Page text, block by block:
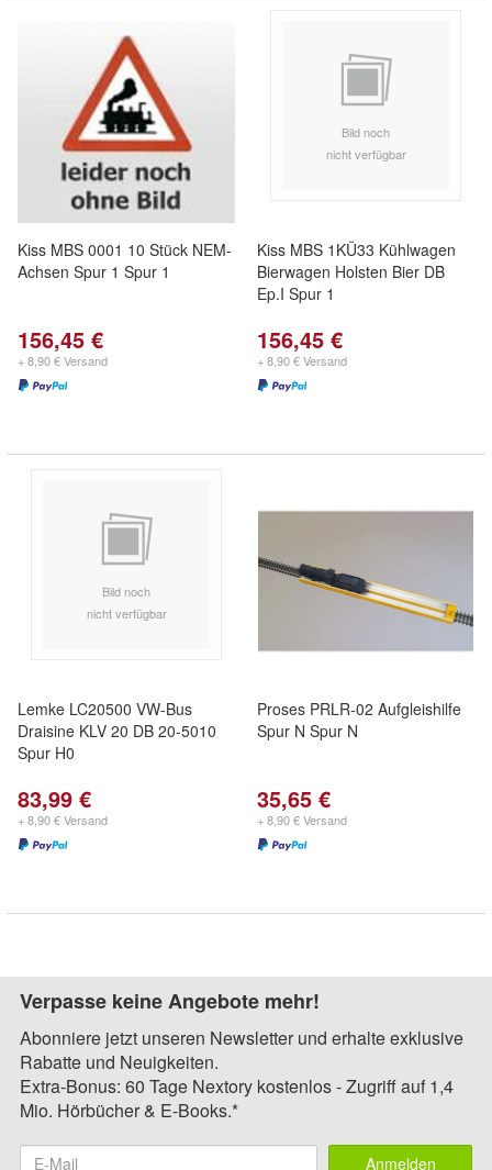
Kiss MBS 0001 10 Stück NEM-
Achsen Spur 1 Spur 1
156,45 €
+ 8,90 € Versand
Bild noch
nicht verfügbar
Kiss MBS 1KÜ33 Kühlwagen
Bierwagen Holsten Bier DB
Ep.I Spur 1
156,45 €
+ 8,90 € Versand
Bild noch
nicht verfügbar
Lemke LC20500 VW-Bus
Draisine KLV 20 DB 20-5010
Spur H0
83,99 €
+ 8,90 € Versand
Proses PRLR-02 Aufgleishilfe
Spur N Spur N
35,65 €
+ 8,90 € Versand
Verpasse keine Angebote mehr!
Abonniere jetzt unseren Newsletter und erhalte exklusive
Rabatte und Neuigkeiten.
Extra-Bonus: 60 Tage Nextory kostenlos - Zugriff auf 1,4
Mio. Hörbücher & E-Books.*
Anmelden